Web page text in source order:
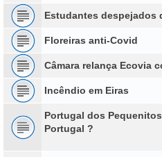
Estudantes despejados
Floreiras anti-Covid
Câmara relança Ecovia
Incêndio em Eiras
Portugal dos
Portugal ?